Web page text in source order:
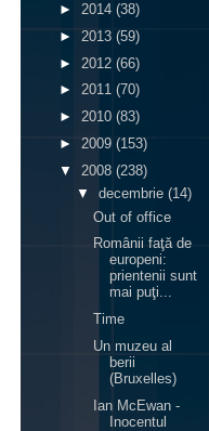
► 2014 (38)
► 2013 (59)
► 2012 (66)
► 2011 (70)
► 2010 (83)
► 2009 (153)
▼ 2008 (238)
▼ decembrie (14)
Out of office
Românii faţă de
europeni:
prientenii sunt
mai puţi...
Time
Un muzeu al
berii
(Bruxelles)
Ian McEwan -
Inocentul